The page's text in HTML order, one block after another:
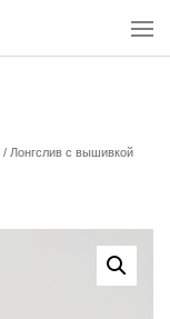
/ Лонгслив с вышивкой